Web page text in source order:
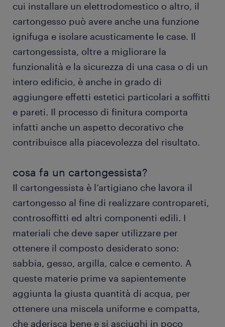
cui installare un elettrodomestico o altro, il
cartongesso può avere anche una funzione
ignifuga e isolare acusticamente le case. Il
cartongessista, oltre a migliorare la
funzionalità e la sicurezza di una casa o di un
intero edificio, è anche in grado di
aggiungere effetti estetici particolari a soffitti
e pareti. Il processo di finitura comporta
infatti anche un aspetto decorativo che
contribuisce alla piacevolezza del risultato.
cosa fa un cartongessista?
Il cartongessista è l’artigiano che lavora il
cartongesso al fine di realizzare contropareti,
controsoffitti ed altri componenti edili. I
materiali che deve saper utilizzare per
ottenere il composto desiderato sono:
sabbia, gesso, argilla, calce e cemento. A
queste materie prime va sapientemente
aggiunta la giusta quantità di acqua, per
ottenere una miscela uniforme e compatta,
che aderisca bene e si asciughi in poco